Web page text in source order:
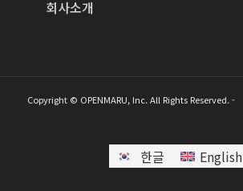
회사소개
Copyright © OPENMARU, Inc. All Rights Reserved. -
한글 English